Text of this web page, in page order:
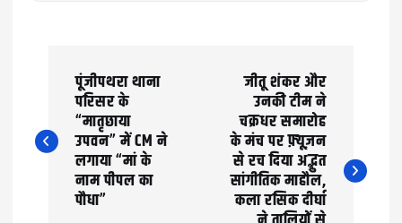
s
पूंजीपथरा थाना
परिसर के
“मातृछाया
उपवन” में CM ने
लगाया “मां के
नाम पीपल का
पौधा”
जीतू शंकर और
उनकी टीम ने
चक्रधर समारोह
के मंच पर फ़्यूज़न
से रच दिया अद्भुत
सांगीतिक माहौल,
कला रसिक दीर्घा